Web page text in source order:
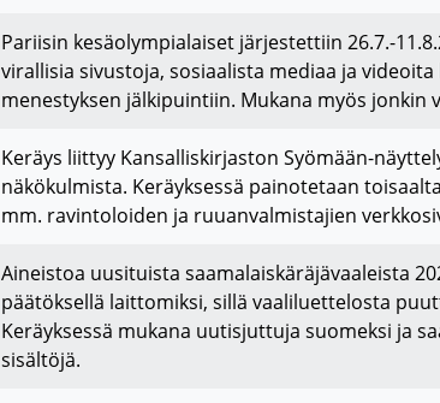
Pariisin kesäolympialaiset järjestettiin 26.7.-
virallisia sivustoja, sosiaalista mediaa ja
menestyksen jälkipuintiin. Mukana myös
Keräys liittyy Kansalliskirjaston Syömään-
näkökulmista. Keräyksessä painotetaan
mm. ravintoloiden ja ruuanvalmistajien
Aineistoa uusituista saamalaiskäräjävaaleista
päätöksellä laittomiksi, sillä vaaliluettelosta
Keräyksessä mukana uutisjuttuja suomeksi ja
sisältöjä.